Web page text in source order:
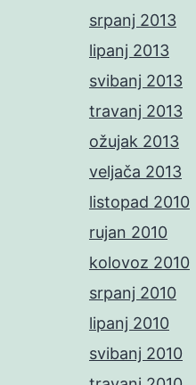
srpanj 2013
lipanj 2013
svibanj 2013
travanj 2013
ožujak 2013
veljača 2013
listopad 2010
rujan 2010
kolovoz 2010
srpanj 2010
lipanj 2010
svibanj 2010